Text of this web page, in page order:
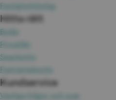
Fastighetsbolag
Hitta rätt
Bolån
Privatlån
Sparkonto
Fasträntekonto
Kundservice
Vanliga frågor och svar